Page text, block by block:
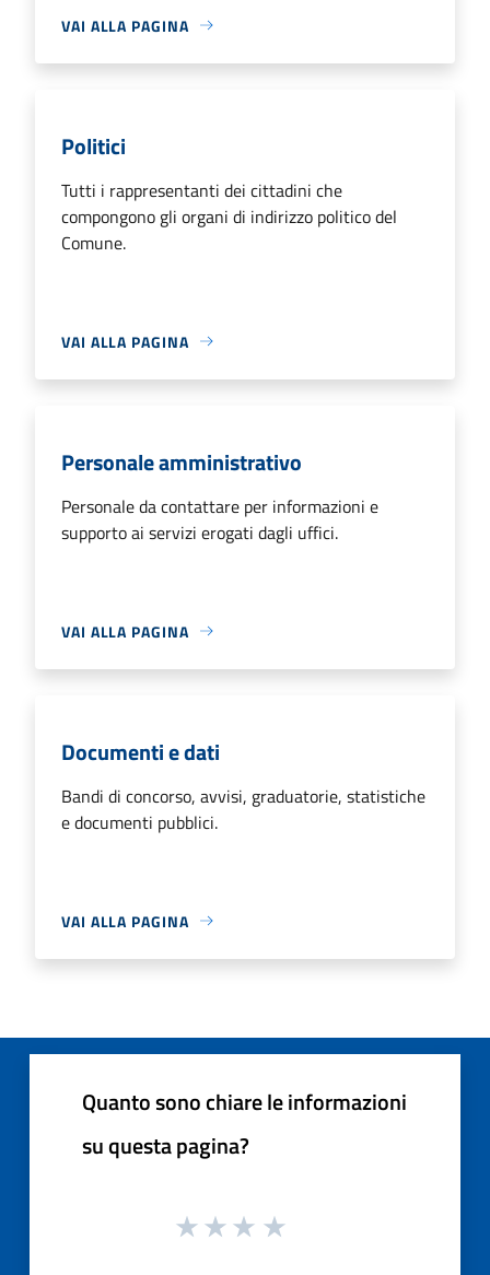
VAI ALLA PAGINA
Politici
Tutti i rappresentanti dei cittadini che
compongono gli organi di indirizzo politico del
Comune.
VAI ALLA PAGINA
Personale amministrativo
Personale da contattare per informazioni e
supporto ai servizi erogati dagli uffici.
VAI ALLA PAGINA
Documenti e dati
Bandi di concorso, avvisi, graduatorie, statistiche
e documenti pubblici.
VAI ALLA PAGINA
Quanto sono chiare le informazioni
su questa pagina?